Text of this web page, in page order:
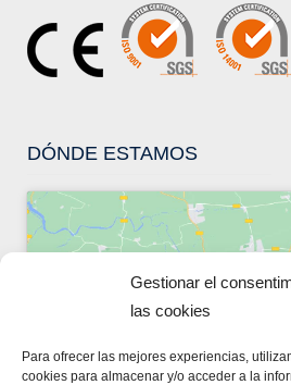
Gestionar el
las cookies
Para ofrecer las mejores experiencias,
cookies para almacenar y/o acceder a la
DÓNDE ESTAMOS
y permitir este